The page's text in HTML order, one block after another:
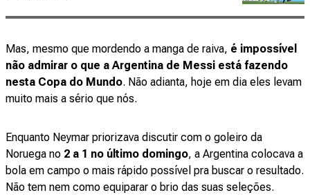
Mas, mesmo que mordendo a manga de raiva, é impossível
não admirar o que a Argentina de Messi está fazendo
nesta Copa do Mundo. Não adianta, hoje em dia eles levam
muito mais a sério que nós.
Enquanto Neymar priorizava discutir com o goleiro da
Noruega no 2 a 1 no último domingo, a Argentina colocava a
bola em campo o mais rápido possível pra buscar o resultado.
Não tem nem como equiparar o brio das suas seleções.